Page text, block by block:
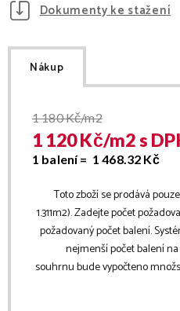
Dokumenty ke stažení
Nákup
1 180Kč/m2
1 120Kč/m2s
1 balení = 1 468.32 Kč
Toto zboží se prodává
1.311m2). Zadejte počet
požadovaný počet balení.
nejmenší počet balení
souhrnu bude vypočteno